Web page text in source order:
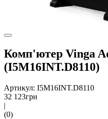
Комп'ютер Vinga
(I5M16INT.D8110)
Артикул: I5M16INT.D8110
32 123грн
|
(0)